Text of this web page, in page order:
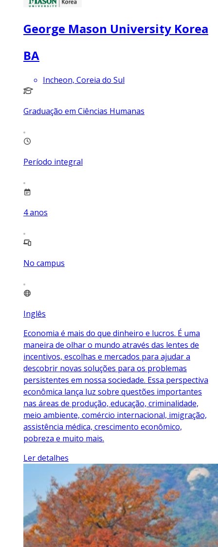
George Mason University Korea
BA
Incheon, Coreia do Sul
Graduação em Ciências Humanas
Período integral
4anos
No campus
Inglês
Economia é mais do que dinheiro e lucros. É uma
maneira de olhar o mundo através das lentes de
incentivos, escolhas e mercados para ajudar a
descobrir novas soluções para os problemas
persistentes em nossa sociedade. Essa perspectiva
econômica lança luz sobre questões importantes
nas áreas de produção, educação, criminalidade,
meio ambiente, comércio internacional, imigração,
assistência médica, crescimento econômico,
pobreza e muito mais.
Ler detalhes